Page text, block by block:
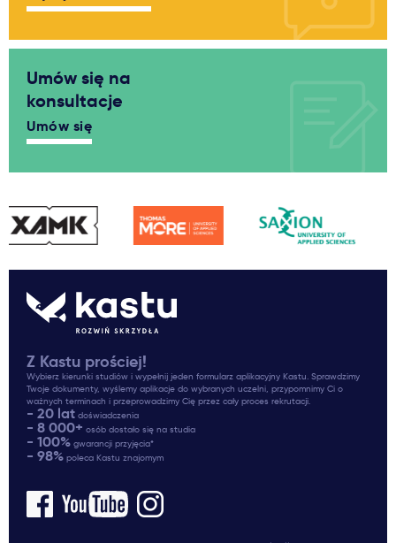
Umów się na
konsultacje
Umów się
Z Kastu prościej!
Wybierz kierunki studiów i wypełnij jeden formularz aplikacyjny Kastu. Sprawdzimy
Twoje dokumenty, wyślemy aplikacje do wybranych uczelni, przypomnimy Ci o
ważnych terminach i przeprowadzimy Cię przez cały proces rekrutacji.
- 20 lat doświadczenia
- 8 000+ osób dostało się na studia
- 100% gwarancji przyjęcia*
- 98% poleca Kastu znajomym